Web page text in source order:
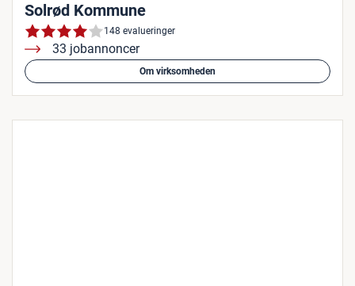
Solrød Kommune
148 evalueringer
33 jobannoncer
Om virksomheden